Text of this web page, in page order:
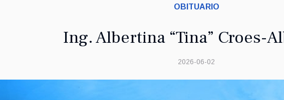
OBITUARIO
Ing. Albertina “Tina” Croes-
2026-06-02